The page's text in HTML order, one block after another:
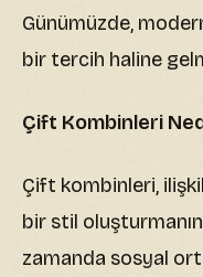
Günümüzde,
bir tercih haline
Çift Kombinleri
Çift kombinleri,
bir stil
zamanda sosyal